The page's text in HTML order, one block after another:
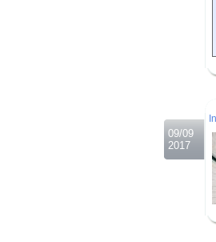
09/09
2017